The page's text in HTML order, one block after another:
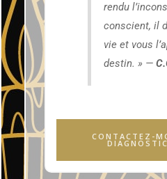
rendu
conscient, il
vie et vous
destin. » —
CONTACTEZ-